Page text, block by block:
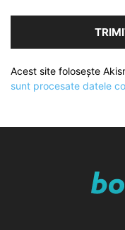
Acest site folosește
sunt procesate datele